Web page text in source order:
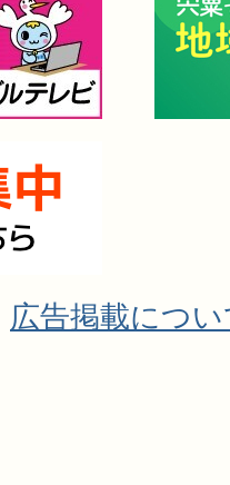
広告掲載につ